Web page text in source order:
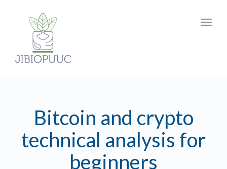
Bitcoin and crypto
technical analysis for
beginners